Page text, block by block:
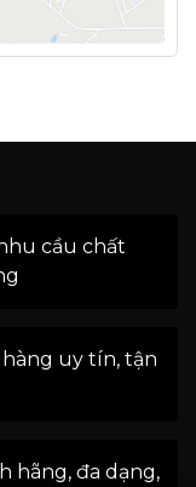
cầu chất
uy tín, tận
hãng, đa dạng,